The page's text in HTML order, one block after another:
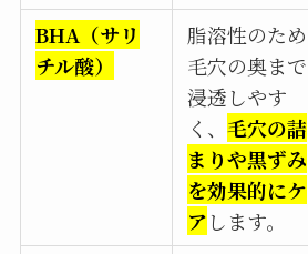
BHA（サリ
チル酸）
脂溶性のため
毛穴の奥まで
浸透しやす
く、毛穴の詰
まりや黒ずみ
を効果的にケ
アします。